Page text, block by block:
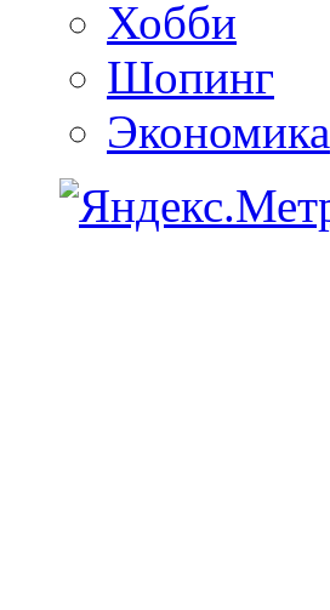
Хобби
Шопинг
Экономика